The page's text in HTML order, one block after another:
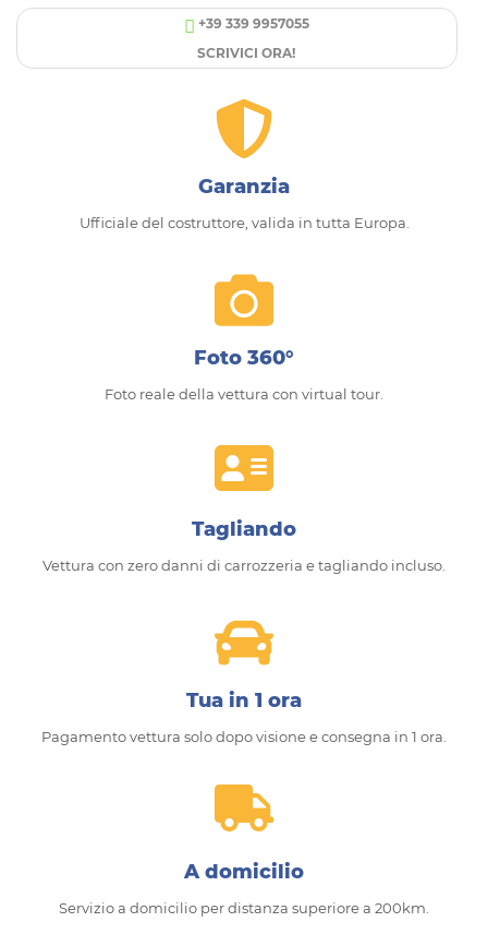
+39 339 9957055
SCRIVICI ORA!
Garanzia
Ufficiale del costruttore, valida in tutta Europa.
Foto 360°
Foto reale della vettura con virtual tour.
Tagliando
Vettura con zero danni di carrozzeria e tagliando incluso.
Tua in 1 ora
Pagamento vettura solo dopo visione e consegna in 1 ora.
A domicilio
Servizio a domicilio per distanza superiore a 200km.